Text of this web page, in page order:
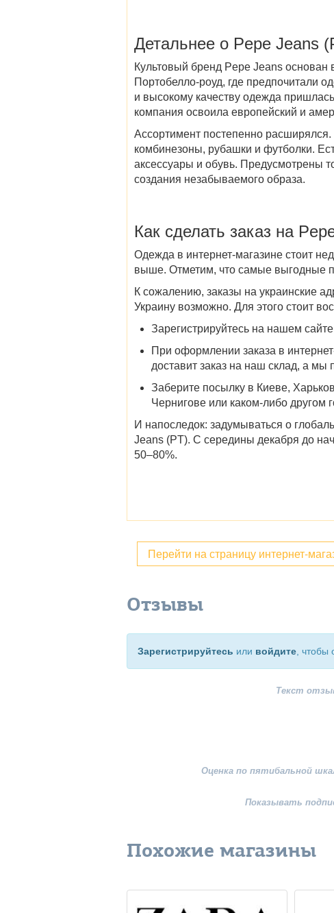
Детальнее о Pepe Jeans
Культовый бренд Pepe Jeans
Портобелло-роуд, где предпочитали
и высокому качеству одежда
компания освоила европейский и
Ассортимент постепенно
комбинезоны, рубашки и футболки.
аксессуары и обувь. Предусмотрены
создания незабываемого образа.
Как сделать заказ на
Одежда в интернет-магазине стоит
выше. Отметим, что самые выгодные
К сожалению, заказы на украинские
Украину возможно. Для этого стоит
Зарегистрируйтесь на нашем
При оформлении заказа в
доставит заказ на наш склад, а мы
Заберите посылку в Киеве,
Чернигове или каком-либо другом
И напоследок: задумываться о
Jeans (PT). С середины декабря до
50–80%.
Перейти на страницу интернет-
Отзывы
Зарегистрируйтесь или войдите , чтобы
Текст
Оценка по пятибальной
Показывать
Похожие магазины